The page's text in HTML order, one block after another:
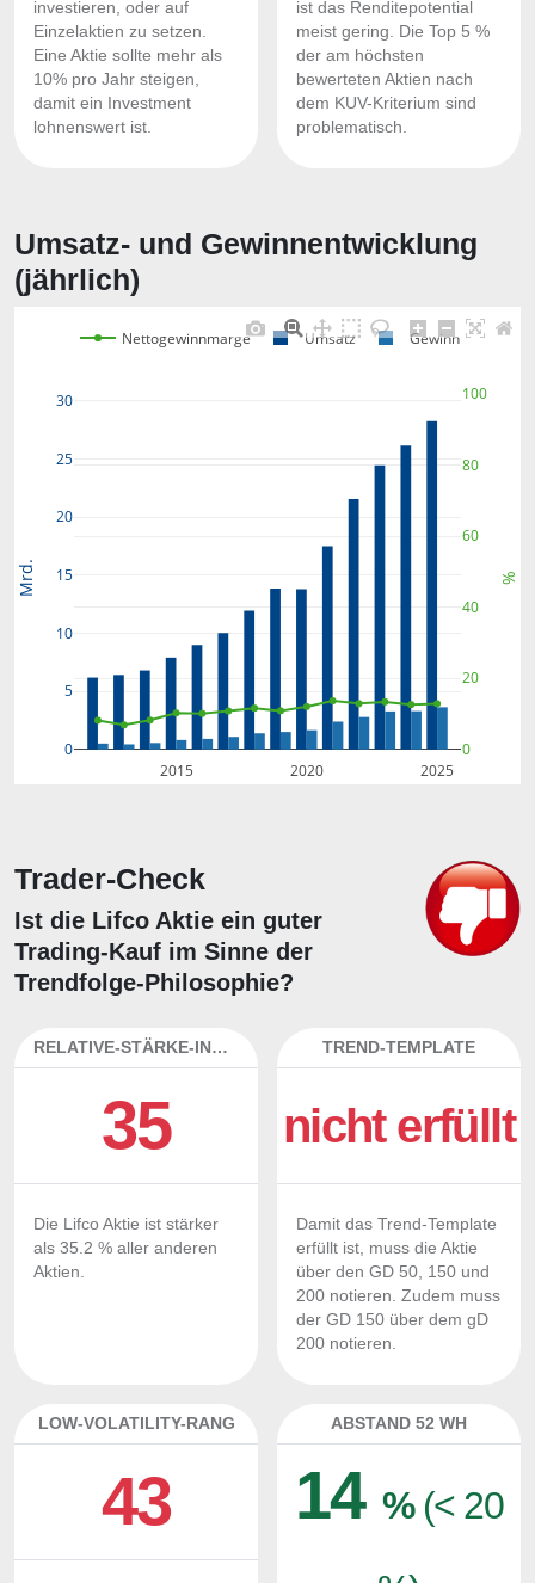
investieren, oder auf
Einzelaktien zu setzen.
Eine Aktie sollte mehr als
10% pro Jahr steigen,
damit ein Investment
lohnenswert ist.
ist das Renditepotential
meist gering. Die Top 5 %
der am höchsten
bewerteten Aktien nach
dem KUV-Kriterium sind
problematisch.
Umsatz- und Gewinnentwicklung
(jährlich)
2015 2020 2025
0
5
10
15
20
25
30
0
20
40
60
80
100
Nettogewinnmarge Umsatz Gewinn
Mrd. %
Trader-Check
Ist die Lifco Aktie ein guter
Trading-Kauf im Sinne der
Trendfolge-Philosophie?
RELATIVE-STÄRKE-INDEX
35
Die Lifco Aktie ist stärker
als 35.2 % aller anderen
Aktien.
TREND-TEMPLATE
nicht erfüllt
Damit das Trend-Template
erfüllt ist, muss die Aktie
über den GD 50, 150 und
200 notieren. Zudem muss
der GD 150 über dem gD
200 notieren.
LOW-VOLATILITY-RANG
43
ABSTAND 52 WH
14% (< 20